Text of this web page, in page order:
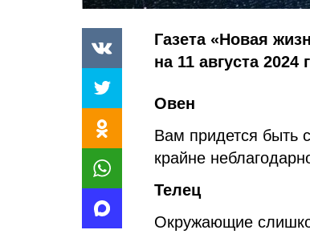
Газета «Новая
на 11 августа 2024
Овен
Вам придется быть
крайне
Телец
Окружающие